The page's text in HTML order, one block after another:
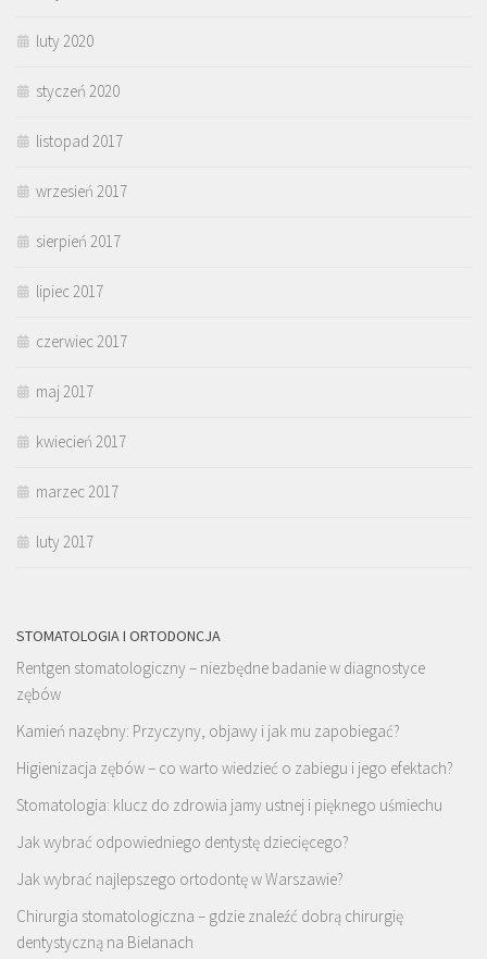
luty 2020
styczeń 2020
listopad 2017
wrzesień 2017
sierpień 2017
lipiec 2017
czerwiec 2017
maj 2017
kwiecień 2017
marzec 2017
luty 2017
STOMATOLOGIA I ORTODONCJA
Rentgen stomatologiczny – niezbędne badanie w diagnostyce
zębów
Kamień nazębny: Przyczyny, objawy i jak mu zapobiegać?
Higienizacja zębów – co warto wiedzieć o zabiegu i jego efektach?
Stomatologia: klucz do zdrowia jamy ustnej i pięknego uśmiechu
Jak wybrać odpowiedniego dentystę dziecięcego?
Jak wybrać najlepszego ortodontę w Warszawie?
Chirurgia stomatologiczna – gdzie znaleźć dobrą chirurgię
dentystyczną na Bielanach